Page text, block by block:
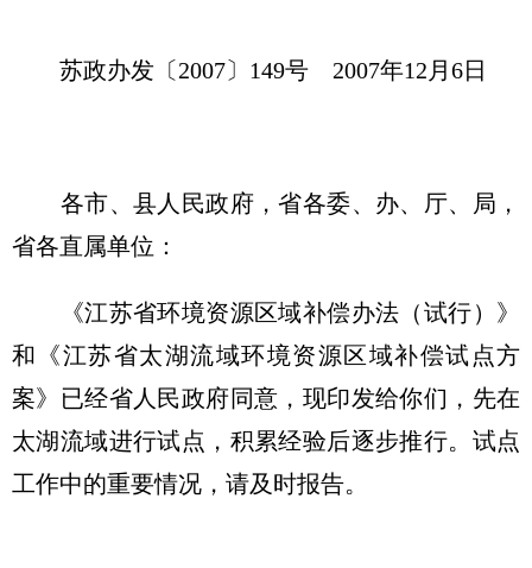
苏政办发〔2007〕149号 2007年12月6日
各市、县人民政府，省各委、办、厅、局，
省各直属单位：
《江苏省环境资源区域补偿办法（试行）》
和《江苏省太湖流域环境资源区域补偿试点方
案》已经省人民政府同意，现印发给你们，先在
太湖流域进行试点，积累经验后逐步推行。试点
工作中的重要情况，请及时报告。